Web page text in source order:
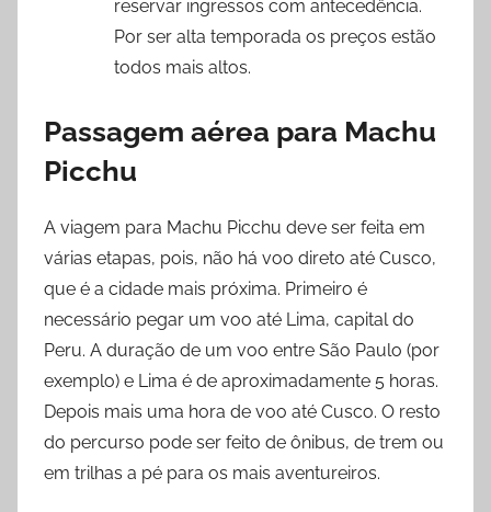
reservar ingressos com antecedência.
Por ser alta temporada os preços estão
todos mais altos.
Passagem aérea para Machu
Picchu
A viagem para Machu Picchu deve ser feita em
várias etapas, pois, não há voo direto até Cusco,
que é a cidade mais próxima. Primeiro é
necessário pegar um voo até Lima, capital do
Peru. A duração de um voo entre São Paulo (por
exemplo) e Lima é de aproximadamente 5 horas.
Depois mais uma hora de voo até Cusco. O resto
do percurso pode ser feito de ônibus, de trem ou
em trilhas a pé para os mais aventureiros.